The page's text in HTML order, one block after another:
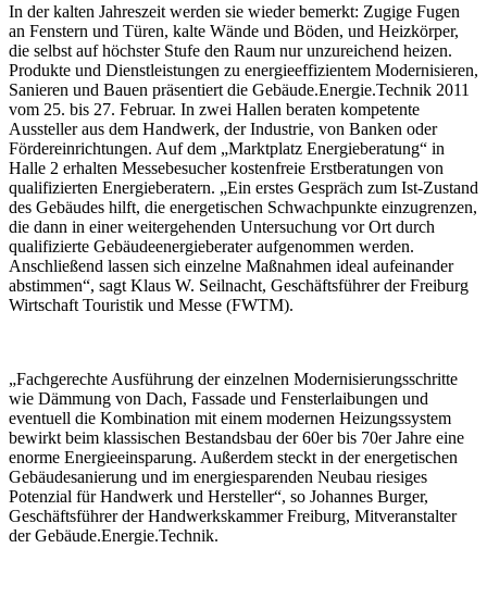
In der kalten Jahreszeit werden sie wieder bemerkt: Zugige Fugen
an Fenstern und Türen, kalte Wände und Böden, und Heizkörper,
die selbst auf höchster Stufe den Raum nur unzureichend heizen.
Produkte und Dienstleistungen zu energieeffizientem Modernisieren,
Sanieren und Bauen präsentiert die Gebäude.Energie.Technik 2011
vom 25. bis 27. Februar. In zwei Hallen beraten kompetente
Aussteller aus dem Handwerk, der Industrie, von Banken oder
Fördereinrichtungen. Auf dem „Marktplatz Energieberatung“ in
Halle 2 erhalten Messebesucher kostenfreie Erstberatungen von
qualifizierten Energieberatern. „Ein erstes Gespräch zum Ist-Zustand
des Gebäudes hilft, die energetischen Schwachpunkte einzugrenzen,
die dann in einer weitergehenden Untersuchung vor Ort durch
qualifizierte Gebäudeenergieberater aufgenommen werden.
Anschließend lassen sich einzelne Maßnahmen ideal aufeinander
abstimmen“, sagt Klaus W. Seilnacht, Geschäftsführer der Freiburg
Wirtschaft Touristik und Messe (FWTM).
„Fachgerechte Ausführung der einzelnen Modernisierungsschritte
wie Dämmung von Dach, Fassade und Fensterlaibungen und
eventuell die Kombination mit einem modernen Heizungssystem
bewirkt beim klassischen Bestandsbau der 60er bis 70er Jahre eine
enorme Energieeinsparung. Außerdem steckt in der energetischen
Gebäudesanierung und im energiesparenden Neubau riesiges
Potenzial für Handwerk und Hersteller“, so Johannes Burger,
Geschäftsführer der Handwerkskammer Freiburg, Mitveranstalter
der Gebäude.Energie.Technik.